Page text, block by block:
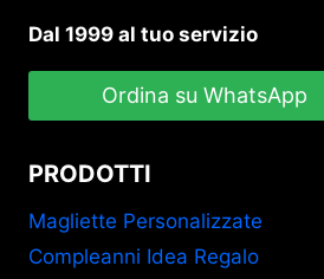
Dal 1999 al tuo servizio
Ordina su WhatsApp
PRODOTTI
Magliette Personalizzate
Compleanni Idea Regalo